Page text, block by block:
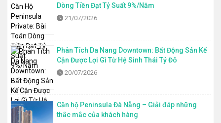
Dòng Tiền Đạt Tỷ Suất 9%/Năm
21/07/2026
Phân Tích Da Nang Downtown: Bất Động Sản Kế
Cận Được Lợi Gì Từ Hệ Sinh Thái Tỷ Đô
20/07/2026
Căn hộ Peninsula Đà Nẵng – Giải đáp những
thắc mắc của khách hàng